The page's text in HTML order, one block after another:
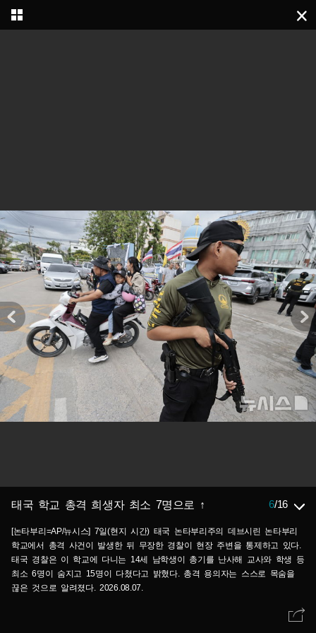
태국 학교 총격 희생자 최소 7명으로 ↑ 6/16
[논타부리=AP/뉴시스] 7일(현지 시간) 태국 논타부리주의 데브시린 논타부리
학교에서 총격 사건이 발생한 뒤 무장한 경찰이 현장 주변을 통제하고 있다.
태국 경찰은 이 학교에 다니는 14세 남학생이 총기를 난사해 교사와 학생 등
최소 6명이 숨지고 15명이 다쳤다고 밝혔다. 총격 용의자는 스스로 목숨을
끊은 것으로 알려졌다. 2026.08.07.